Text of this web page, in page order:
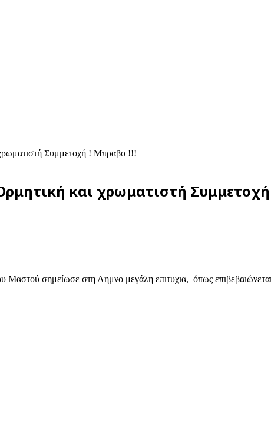
Συμμετοχή ! Μπραβο !!!
και χρωματιστή
σημείωσε στη Λημνο μεγάλη επιτυχια, όπως επιβεβαιώνεται